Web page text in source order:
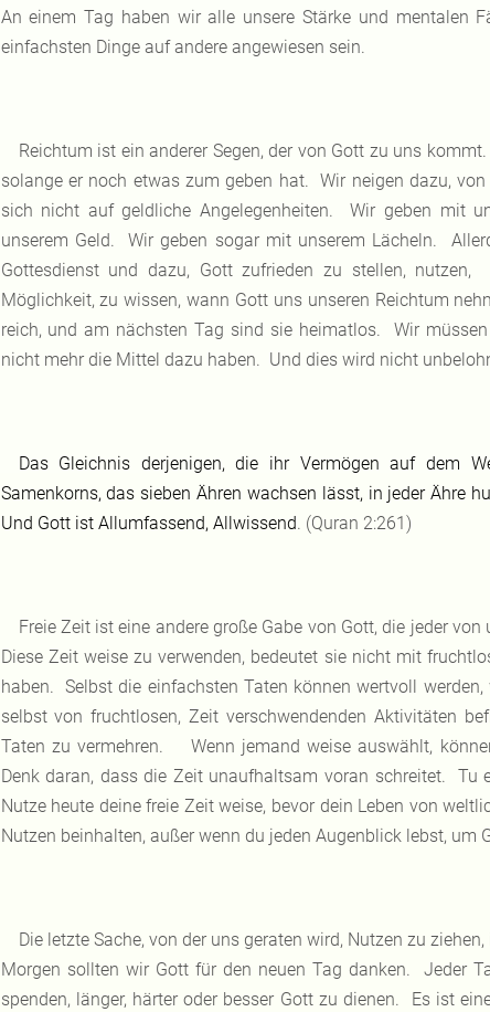
An einem Tag haben wir alle unsere Stärke und mentalen
einfachsten Dinge auf andere angewiesen sein.
Reichtum ist ein anderer Segen, der von Gott zu uns
solange er noch etwas zum geben hat. Wir neigen dazu,
sich nicht auf geldliche Angelegenheiten. Wir geben mit
unserem Geld. Wir geben sogar mit unserem Lächeln.
Gottesdienst und dazu, Gott zufrieden zu stellen,
Möglichkeit, zu wissen, wann Gott uns unseren Reichtum
reich, und am nächsten Tag sind sie heimatlos. Wir
nicht mehr die Mittel dazu haben. Und dies wird nicht
Das Gleichnis derjenigen, die ihr Vermögen auf dem
Samenkorns, das sieben Ähren wachsen lässt, in jeder Ähre
Und Gott ist Allumfassend, Allwissend. (Quran 2:261)
Freie Zeit ist eine andere große Gabe von Gott, die jeder
Diese Zeit weise zu verwenden, bedeutet sie nicht mit
haben. Selbst die einfachsten Taten können wertvoll
selbst von fruchtlosen, Zeit verschwendenden Aktivitäten
Taten zu vermehren. Wenn jemand weise auswählt,
Denk daran, dass die Zeit unaufhaltsam voran schreitet. Tu
Nutze heute deine freie Zeit weise, bevor dein Leben von
Nutzen beinhalten, außer wenn du jeden Augenblick lebst, um
Die letzte Sache, von der uns geraten wird, Nutzen zu
Morgen sollten wir Gott für den neuen Tag danken. Jeder
spenden, länger, härter oder besser Gott zu dienen. Es ist